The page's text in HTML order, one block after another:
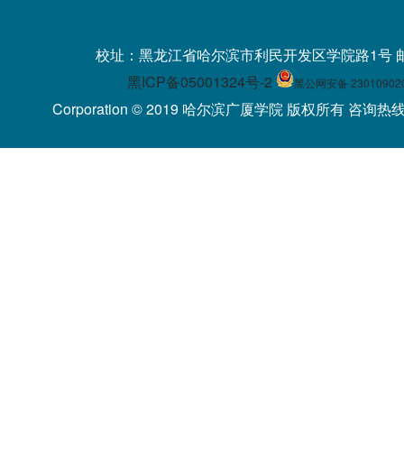
校址：黑龙江省哈尔滨市利民开发区学院路1号
黑ICP备05001324号-2
黑公网安备
Corporation © 2019 哈尔滨广厦学院 版权所有 咨询热